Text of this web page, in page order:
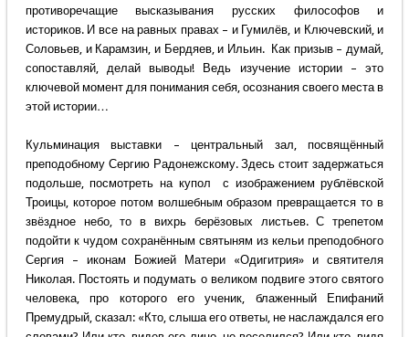
противоречащие высказывания русских философов и
историков. И все на равных правах – и Гумилёв, и Ключевский, и
Соловьев, и Карамзин, и Бердяев, и Ильин. Как призыв – думай,
сопоставляй, делай выводы! Ведь изучение истории – это
ключевой момент для понимания себя, осознания своего места в
этой истории…
Кульминация выставки – центральный зал, посвящённый
преподобному Сергию Радонежскому. Здесь стоит задержаться
подольше, посмотреть на купол с изображением рублёвской
Троицы, которое потом волшебным образом превращается то в
звёздное небо, то в вихрь берёзовых листьев. С трепетом
подойти к чудом сохранённым святыням из кельи преподобного
Сергия – иконам Божией Матери «Одигитрия» и святителя
Николая. Постоять и подумать о великом подвиге этого святого
человека, про которого его ученик, блаженный Епифаний
Премудрый, сказал: «Кто, слыша его ответы, не наслаждался его